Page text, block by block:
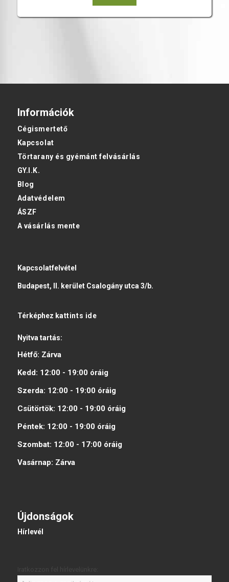
Információk
Cégismertető
Kapcsolat
Törtarany és gyémánt felvásárlás
GY.I.K.
Blog
Adatvédelem
ÁSZF
A vásárlás mente
Kapcsolatfelvétel
Budapest, II. kerület Csalogány utca 3/b.
Térképhez kattints ide
Nyitva tartás:
Hétfő: Zárva
Kedd: 12:00 - 19:00 óráig
Szerda: 12:00 - 19:00 óráig
Csütörtök: 12:00 - 19:00 óráig
Péntek: 12:00 - 19:00 óráig
Szombat: 12:00 - 17:00 óráig
Vasárnap: Zárva
Újdonságok
Hírlevél